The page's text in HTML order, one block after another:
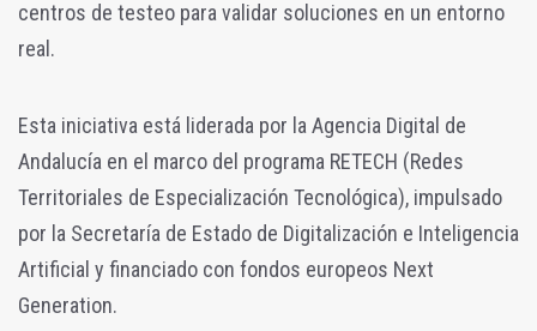
centros de testeo para validar soluciones en un entorno
real.
Esta iniciativa está liderada por la Agencia Digital de
Andalucía en el marco del programa RETECH (Redes
Territoriales de Especialización Tecnológica), impulsado
por la Secretaría de Estado de Digitalización e Inteligencia
Artificial y financiado con fondos europeos Next
Generation.